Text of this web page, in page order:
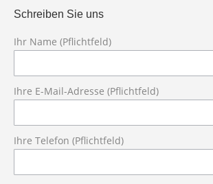
opens
in
new
opens
new
Schreiben Sie uns
Ihr Name (Pflichtfeld)
Ihre E-Mail-Adresse (Pflichtfeld)
Ihre Telefon (Pflichtfeld)